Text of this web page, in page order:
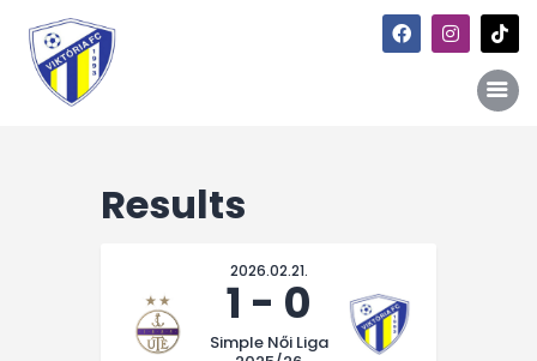
Főoldal
Történet
Results
2026.02.21.
1 - 0
Simple Női Liga